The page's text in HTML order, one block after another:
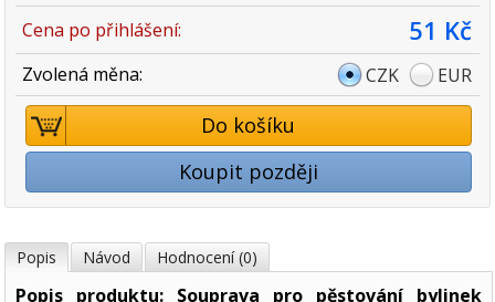
Cena po přihlášení: 51 Kč
Zvolená měna: CZK EUR
Do košíku
Koupit později
Popis Návod Hodnocení (0)
Popis produktu: Souprava pro pěstování bylinek